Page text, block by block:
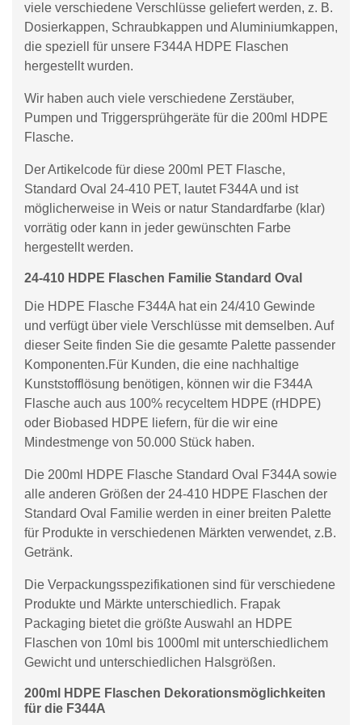
viele verschiedene Verschlüsse geliefert werden, z. B.
Dosierkappen, Schraubkappen und Aluminiumkappen,
die speziell für unsere F344A HDPE Flaschen
hergestellt wurden.
Wir haben auch viele verschiedene Zerstäuber,
Pumpen und Triggersprühgeräte für die 200ml HDPE
Flasche.
Der Artikelcode für diese 200ml PET Flasche,
Standard Oval 24-410 PET, lautet F344A und ist
möglicherweise in Weis or natur Standardfarbe (klar)
vorrätig oder kann in jeder gewünschten Farbe
hergestellt werden.
24-410 HDPE Flaschen Familie Standard Oval
Die HDPE Flasche F344A hat ein 24/410 Gewinde
und verfügt über viele Verschlüsse mit demselben. Auf
dieser Seite finden Sie die gesamte Palette passender
Komponenten.Für Kunden, die eine nachhaltige
Kunststofflösung benötigen, können wir die F344A
Flasche auch aus 100% recyceltem HDPE (rHDPE)
oder Biobased HDPE liefern, für die wir eine
Mindestmenge von 50.000 Stück haben.
Die 200ml HDPE Flasche Standard Oval F344A sowie
alle anderen Größen der 24-410 HDPE Flaschen der
Standard Oval Familie werden in einer breiten Palette
für Produkte in verschiedenen Märkten verwendet, z.B.
Getränk.
Die Verpackungsspezifikationen sind für verschiedene
Produkte und Märkte unterschiedlich. Frapak
Packaging bietet die größte Auswahl an HDPE
Flaschen von 10ml bis 1000ml mit unterschiedlichem
Gewicht und unterschiedlichen Halsgrößen.
200ml HDPE Flaschen Dekorationsmöglichkeiten
für die F344A